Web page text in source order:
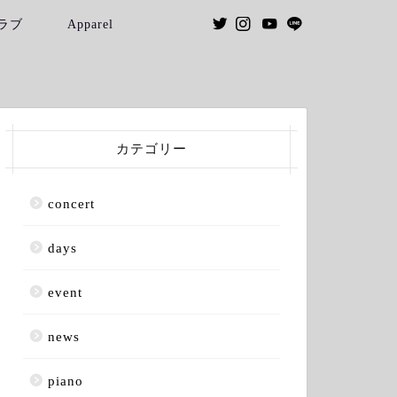
ブ Apparel
カテゴリー
concert
days
event
news
piano